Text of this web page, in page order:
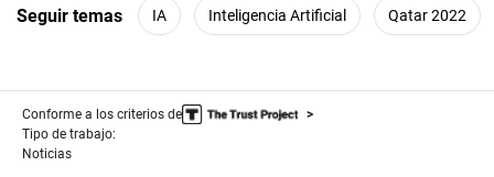
Seguir temas IA Inteligencia Artificial Qatar 2022
Conforme a los criterios de
Tipo de trabajo:
Noticias